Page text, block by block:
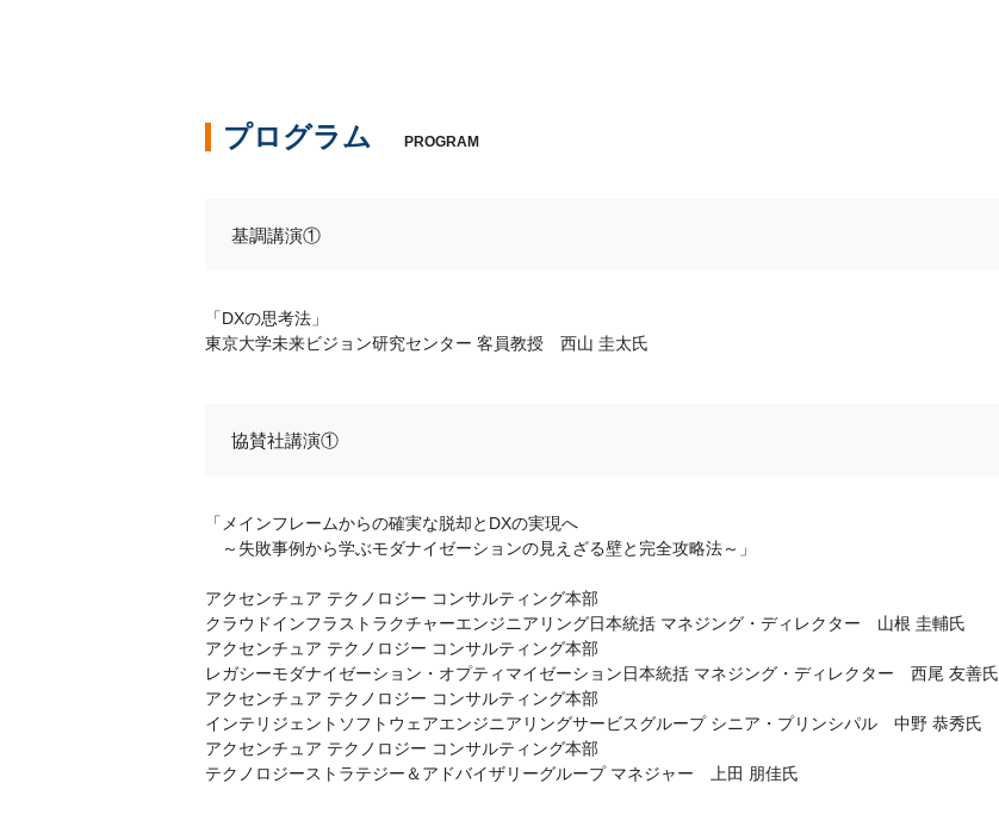
プログラム PROGRAM
基調講演①
「DXの思考法」
東京大学未来ビジョン研究センター 客員教授 西山 圭太氏
協賛社講演①
「メインフレームからの確実な脱却とDXの実現へ
～失敗事例から学ぶモダナイゼーションの見えざる壁と完全攻略法～」
アクセンチュア テクノロジー コンサルティング本部
クラウドインフラストラクチャーエンジニアリング日本統括 マネジング・ディレクター 山根 圭輔氏
アクセンチュア テクノロジー コンサルティング本部
レガシーモダナイゼーション・オプティマイゼーション日本統括 マネジング・ディレクター 西尾 友善氏
アクセンチュア テクノロジー コンサルティング本部
インテリジェントソフトウェアエンジニアリングサービスグループ シニア・プリンシパル 中野 恭秀氏
アクセンチュア テクノロジー コンサルティング本部
テクノロジーストラテジー＆アドバイザリーグループ マネジャー 上田 朋佳氏